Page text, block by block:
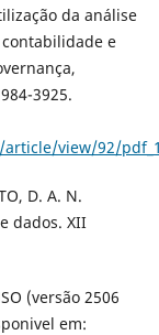
da análise
e
3925.
view/92/
D. A. N.
dados. XII
(versão 2506
em: